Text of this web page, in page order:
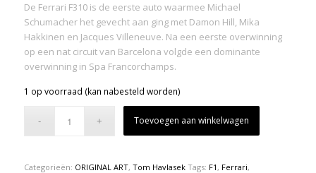
De Ferrari F310 is de eerste auto waarmee Michael
Schumacher het gevecht aan ging met Damon Hill, Mika
Hakkinen en Jacques Villeneuve. Na een eerste overwinning
op een nat circuit van Barcelona volgde een dominante
overwinning in Spa Francorchamps.
1 op voorraad (kan nabesteld worden)
Toevoegen aan winkelwagen
Categorieën: ORIGINAL ART, Tom Havlasek Tags: F1 , Ferrari,